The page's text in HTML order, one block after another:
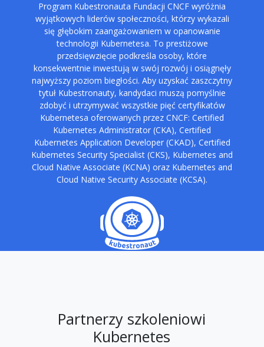
Program Kubestronauta Fundacji CNCF wyróżnia
wyjątkowych liderów społeczności, którzy wykazali
się głębokim zaangażowaniem w opanowanie
technologii Kubernetesa. To prestiżowe
przedsięwzięcie podkreśla osoby, które
konsekwentnie inwestują w swój rozwój i osiągnęły
najwyższy poziom biegłości. Aby uzyskać zaszczytny
tytuł Kubestronauty, kandydaci muszą pomyślnie
zdobyć i utrzymywać wszystkie pięć certyfikatów
Kubernetesa oferowanych przez CNCF: Certified
Kubernetes Administrator (CKA), Certified
Kubernetes Application Developer (CKAD), Certified
Kubernetes Security Specialist (CKS), Kubernetes and
Cloud Native Associate (KCNA) oraz Kubernetes and
Cloud Native Security Associate (KCSA).
Partnerzy szkoleniowi
Kubernetes